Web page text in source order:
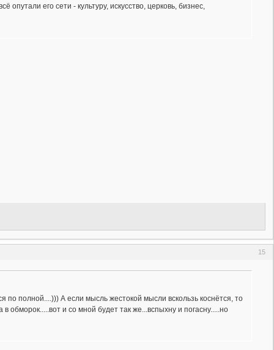
его сети - культуру, искусство, церковь, бизнес,
15
полной....))) А если мысль жестокой мысли вскользь коснётся, то
обморок.....вот и со мной будет так же...вспыхну и погасну.....но